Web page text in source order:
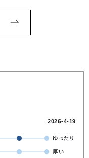
2026-4-19
ゆったり
厚い